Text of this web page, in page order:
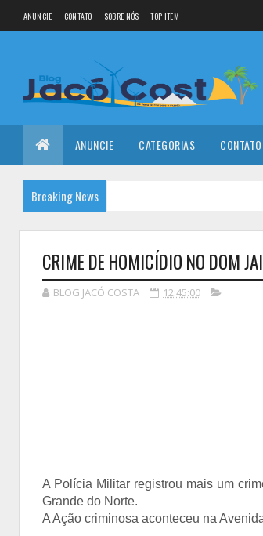
ANUNCIE CONTATO SOBRE NÓS TOP ITEM
ANUNCIE CATEGORIAS CONTATO
Breaking News
CRIME DE HOMICÍDIO NO DOM
BLOG JACÓ COSTA 12:45:00
A Polícia Militar registrou mais um
Grande do Norte.
A Ação criminosa aconteceu na